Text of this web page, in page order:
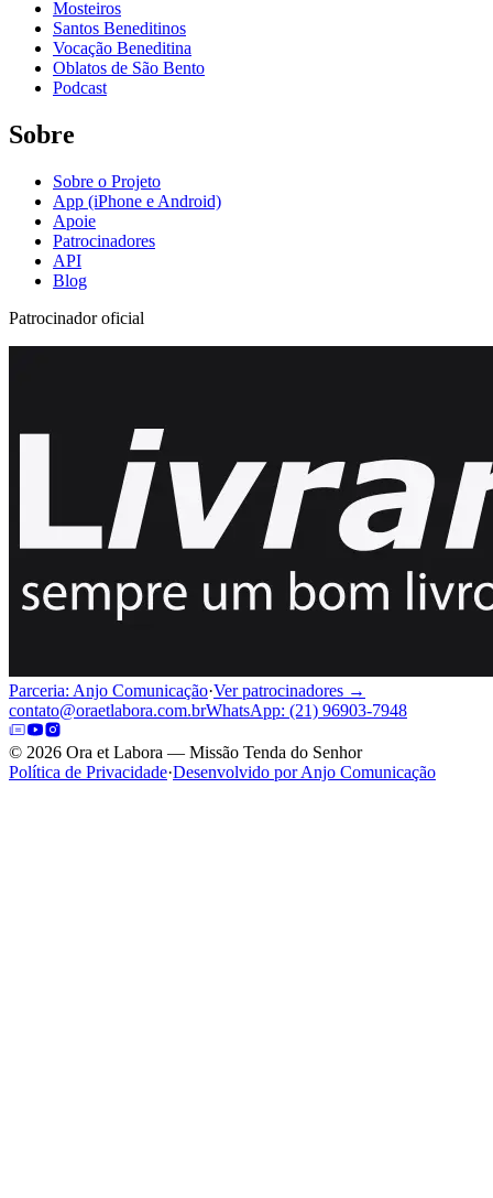
Mosteiros
Santos Beneditinos
Vocação Beneditina
Oblatos de São Bento
Podcast
Sobre
Sobre o Projeto
App (iPhone e Android)
Apoie
Patrocinadores
API
Blog
Patrocinador oficial
Parceria: Anjo Comunicação·Ver patrocinadores →
contato@oraetlabora.com.brWhatsApp: (21) 96903-7948
© 2026 Ora et Labora — Missão Tenda do Senhor
Política de Privacidade·Desenvolvido por Anjo Comunicação